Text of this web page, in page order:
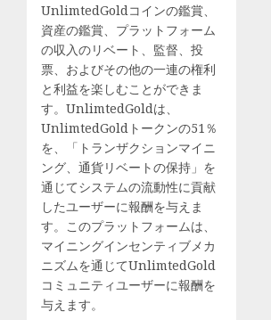
UnlimtedGoldコインの鑑賞、
資産の鑑賞、プラットフォーム
の収入のリベート、監督、投
票、およびその他の一連の権利
と利益を楽しむことができま
す。UnlimtedGoldは、
UnlimtedGoldトークンの51％
を、「トランザクションマイニ
ング、通貨リベートの保持」を
通じてシステムの流動性に貢献
したユーザーに報酬を与えま
す。このプラットフォームは、
マイニングインセンティブメカ
ニズムを通じてUnlimtedGold
コミュニティユーザーに報酬を
与えます。